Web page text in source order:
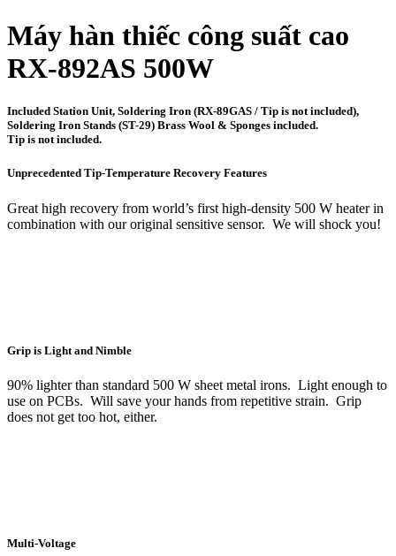
Máy hàn thiếc công suất cao
RX-892AS 500W
Included Station Unit, Soldering Iron (RX-89GAS / Tip is not included),
Soldering Iron Stands (ST-29) Brass Wool & Sponges included.
Tip is not included.
Unprecedented Tip-Temperature Recovery Features
Great high recovery from world’s first high-density 500 W heater in
combination with our original sensitive sensor. We will shock you!
Grip is Light and Nimble
90% lighter than standard 500 W sheet metal irons. Light enough to
use on PCBs. Will save your hands from repetitive strain. Grip
does not get too hot, either.
Multi-Voltage